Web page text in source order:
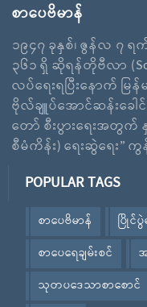
စာပေဗိမာန်
၁၉၄၇ ခုနှစ်၊ ဇွန်လ ၇
၃၆၁ ရှိ ဆိုရန်တိုဗီလာ
လပ်ရေးရပြီးနောက် မ
ဗိုလ်ချူပ်အောင်ဆန်းခေါ
တော် စီးပွားရေးအတွ
စီမံကိန်း) ရေးဆွဲရေး”
POPULAR TAGS
စာပေဗိမာန် ပြိုင်ပွဲ
စာပေရေချမ်းစင်
သုတပဒေသာစာစောင်